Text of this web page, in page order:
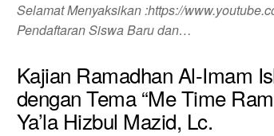
Selamat Menyaksikan :https://
Pendaftaran Siswa Baru dan…
Kajian Ramadhan Al-Imam
dengan Tema “Me Time
Ya’la Hizbul Mazid, Lc.